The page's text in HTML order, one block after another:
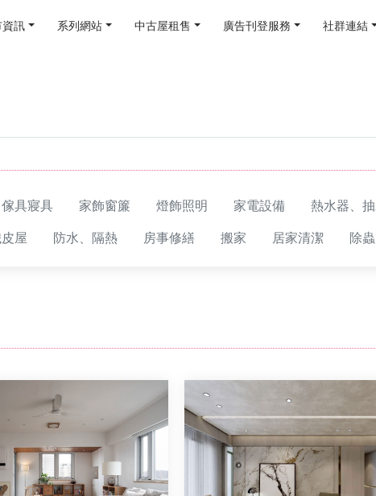
資訊 系列網站 中古屋租售 廣告刊登服務 社群連結
傢具寢具 家飾窗簾 燈飾照明 家電設備 熱水器、
屋 防水、隔熱 房事修繕 搬家 居家清潔 除蟲